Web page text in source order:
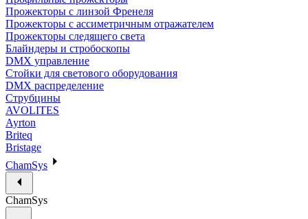
Прожекторы с линзой Френеля
Прожекторы с ассиметричным отражателем
Прожекторы следящего света
Блайндеры и стробоскопы
DMX управление
Стойки для светового оборудования
DMX распределение
Струбцины
AVOLITES
Ayrton
Briteq
Bristage
ChamSys
ChamSys